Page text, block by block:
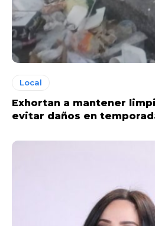
Local
Exhortan a mantener
evitar daños en